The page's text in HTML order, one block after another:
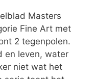
Masters
Fine Art met
2 tegenpolen.
en leven, water
niet wat het